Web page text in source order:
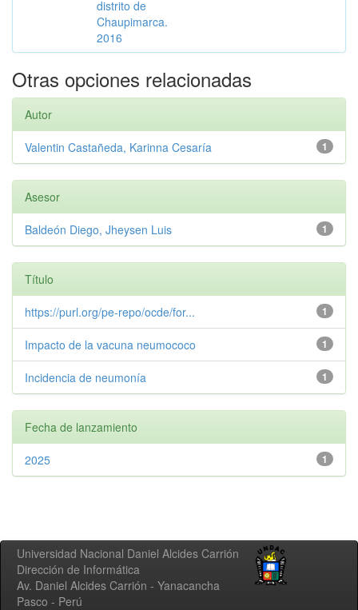
distrito de
Chaupimarca.
2016
Otras opciones relacionadas
Autor
1
Valentin Castañeda, Karinna Cesaría
Asesor
1
Baldeón Diego, Jheysen Luis
Título
1
https://purl.org/pe-repo/ocde/for...
1
Impacto de la vacuna neumococo
1
Incidencia de neumonía
Fecha de lanzamiento
1
2025
Universidad Nacional Daniel Alcides Carrión
Dirección de Informática
Av. Daniel Alcides Carrión - Yanacancha
Pasco - Perú